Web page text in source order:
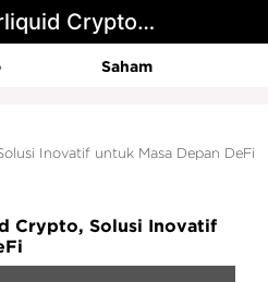
Mengenal Hyperliquid Crypto, Solusi Inovatif untuk Masa Depan DeFi
Saham
Inovatif untuk Masa Depan DeFi
Crypto, Solusi Inovatif